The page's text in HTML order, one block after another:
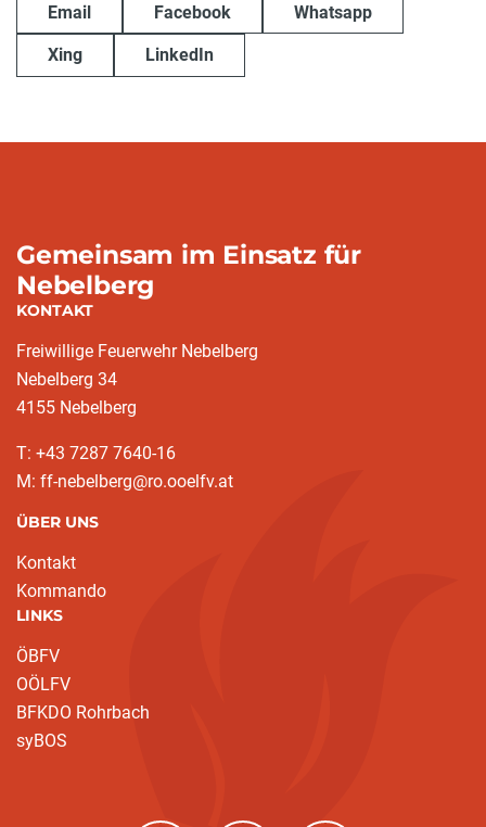
Email Facebook Whatsapp
Xing LinkedIn
Gemeinsam im Einsatz für
Nebelberg
KONTAKT
Freiwillige Feuerwehr Nebelberg
Nebelberg 34
4155 Nebelberg
T: +43 7287 7640-16
M: ff-nebelberg@ro.ooelfv.at
ÜBER UNS
Kontakt
Kommando
LINKS
ÖBFV
OÖLFV
BFKDO Rohrbach
syBOS